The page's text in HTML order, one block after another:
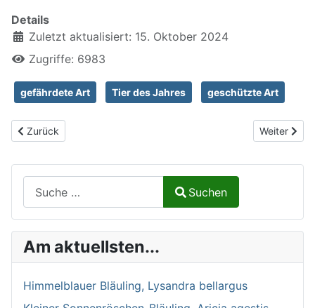
Details
Zuletzt aktualisiert: 15. Oktober 2024
Zugriffe: 6983
gefährdete Art Tier des Jahres geschützte Art
Vorheriger Beitrag: Zweifleckiger Zipfelkäfer, Malachius
Zurück Nächster
Weiter
Type 2 or more characters for results.
Suchen
Am aktuellsten...
Himmelblauer Bläuling, Lysandra bellargus